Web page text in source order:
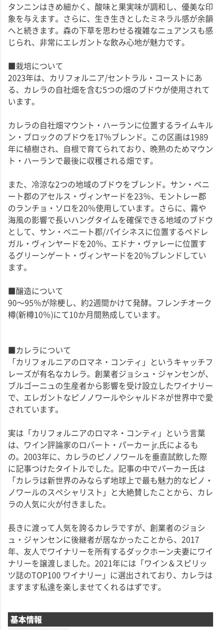
タンニンはきめ細かく、酸味と果実味が調和し、優美な印
象を与えます。さらに、生き生きとしたミネラル感が余韻
へと続きます。森の下草を思わせる複雑なニュアンスも感
じられ、非常にエレガントな飲み心地が魅力です。
■栽培について
2023年は、カリフォルニア/セントラル・コーストにあ
る、カレラの自社畑を含む5つの畑のブドウが使用されて
います。
カレラの自社畑マウント・ハーランに位置するライムキル
ン・ブロックのブドウを17％ブレンド。この区画は1989
年に植樹され、自根で育てられており、晩熟のためマウン
ト・ハーランで最後に収穫される畑です。
また、冷涼な2つの地域のブドウをブレンド。サン・ベニ
ート郡のアセルス・ヴィンヤードを23％、モントレー郡
のランチョ・ソロを20％使用しています。さらに、霧や
海風の影響で長いハングタイムを確保できる地域のブドウ
として、サン・ベニート郡/パイシネスに位置するペドレ
ガル・ヴィンヤードを20％、エドナ・ヴァレーに位置す
るグリーンゲート・ヴィンヤードを20％ブレンドしてい
ます。
■醸造について
90～95％が除梗し、約2週間かけて発酵。フレンチオーク
樽(新樽10％)にて10か月間熟成しています。
■カレラについて
「カリフォルニアのロマネ・コンティ」というキャッチフ
レーズが有名なカレラ。創業者ジョシュ・ジャンセンが、
ブルゴーニュの生産者から影響を受け設立したワイナリー
で、エレガントなピノノワールやシャルドネが世界中で愛
されています。
実は「カリフォルニアのロマネ・コンティ」という言葉
は、ワイン評論家のロバート・パーカー jr.氏によるも
の。2003年に、カレラのピノノワールを垂直試飲した際
に記事つけたタイトルでした。記事の中でパーカー氏は
「カレラは新世界のみならず地球上で最も魅力的なピノ・
ノワールのスペシャリスト」と大絶賛したことから、カレ
ラの人気に火が付きました。
長きに渡って人気を誇るカレラですが、創業者のジョシ
ュ・ジャンセンに後継者が居なかったことから、2017
年、友人でワイナリーを所有するダックホーン夫妻にワイ
ナリーを譲渡しました。2021年には「ワイン＆スピリッ
ツ誌のTOP100 ワイナリー」に選出されており、カレラは
ますます私達を楽しませてくれるはずです。
基本情報